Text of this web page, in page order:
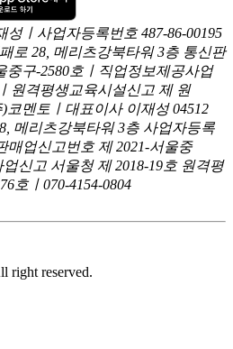
ㅣ사업자등록번호 487-86-00195
로 28, 메리츠강북타워 3층 통신판
중구-2580호ㅣ직업정보제공사업
원격평생교육시설신고 제 원
)코멘토ㅣ대표이사 이재성 04512
메리츠강북타워 3층 사업자등록
매업신고번호 제 2021-서울중
신고 서울청 제 2018-19호 원격평
호ㅣ070-4154-0804
right reserved.